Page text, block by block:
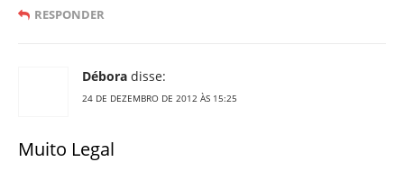
RESPONDER
Débora disse:
24 DE DEZEMBRO DE 2012 ÀS 15:25
Muito Legal